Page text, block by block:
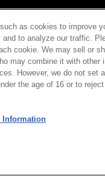
as cookies to improve
and to analyze our traffic.
cookie. We may sell or
may combine it with
However, we do not set
the age of 16 or to
Information